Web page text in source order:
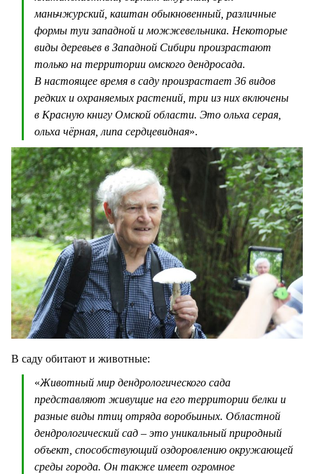
маньчжурский, каштан обыкновенный, различные
формы туи западной и можжевельника. Некоторые
виды деревьев в Западной Сибири произрастают
только на территории омского дендросада.
В настоящее время в саду произрастает 36 видов
редких и охраняемых растений, три из них включены
в Красную книгу Омской области. Это ольха серая,
ольха чёрная, липа сердцевидная».
В саду обитают и животные:
«Животный мир дендрологического сада
представляют живущие на его территории белки и
разные виды птиц отряда воробьиных. Областной
дендрологический сад – это уникальный природный
объект, способствующий оздоровлению окружающей
среды города. Он также имеет огромное